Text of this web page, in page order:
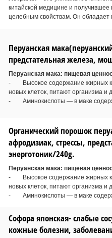
китайской медицине и
целебным свойствам. Он
Перуанская
предстательная железа,
Перуанская мака: пищевая
- Высокое содержание жирных
новых клеток, питают организма и
- Аминокислоты — в маке
Органический порошок
афродизиак, стрессы,
энерготоник/240g.
Перуанская мака: пищевая
- Высокое содержание жирных
новых клеток, питают организма и
- Аминокислоты — в маке
Софора японская- слабые
кожные болезни,